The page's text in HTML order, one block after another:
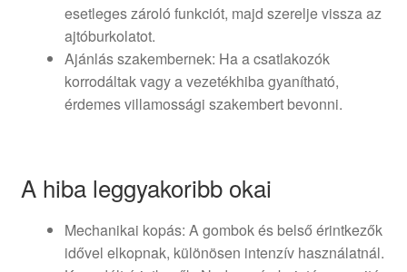
esetleges zároló funkciót, majd szerelje vissza az
ajtóburkolatot.
Ajánlás szakembernek: Ha a csatlakozók
korrodáltak vagy a vezetékhiba gyanítható,
érdemes villamossági szakembert bevonni.
A hiba leggyakoribb okai
Mechanikai kopás: A gombok és belső érintkezők
idővel elkopnak, különösen intenzív használatnál.